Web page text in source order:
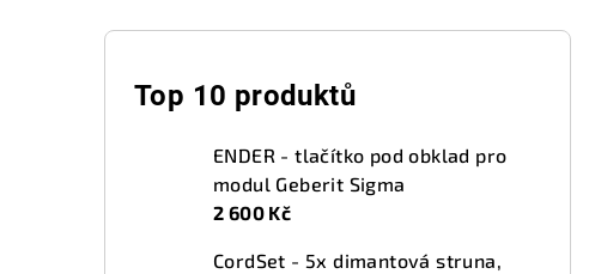
P
Top 10 produktů
ENDER - tlačítko pod obklad pro
modul Geberit Sigma
2 600 Kč
CordSet - 5x dimantová struna,